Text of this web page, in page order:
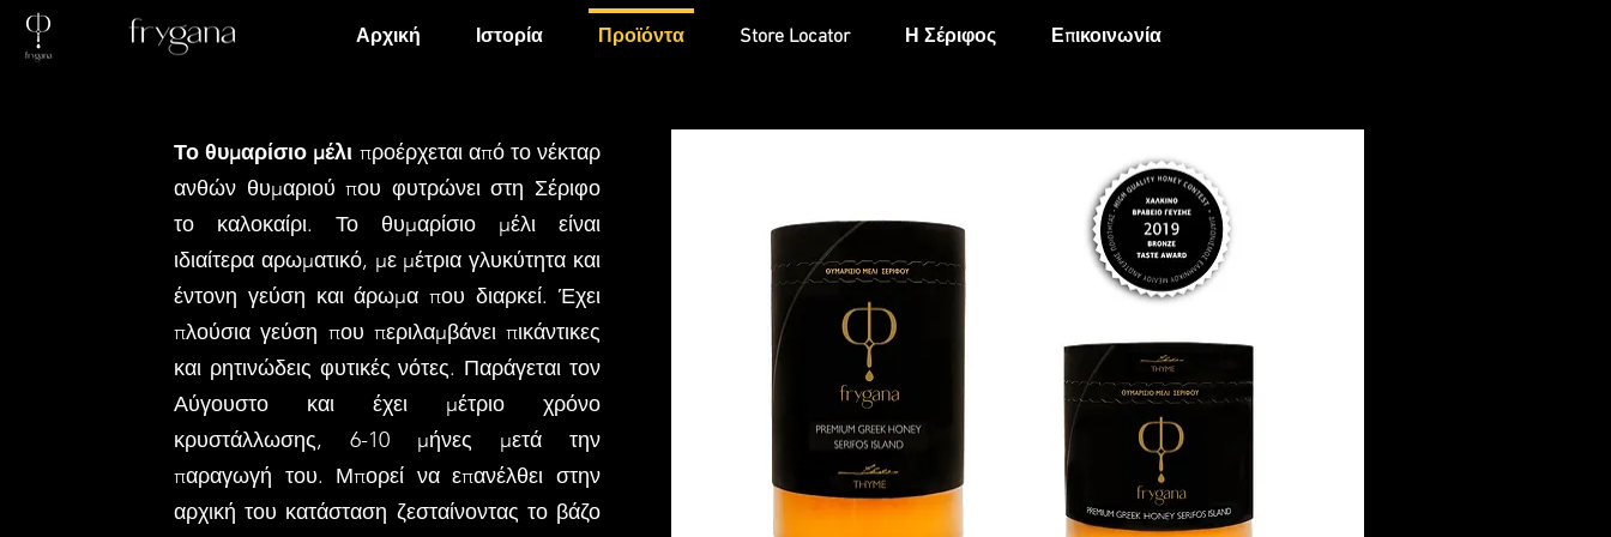
Αρχική Ιστορία Προϊόντα Store Locator Η Σέριφος Επικοινωνία
Το θυμαρίσιο μέλι προέρχεται από το νέκταρ
ανθών θυμαριού που φυτρώνει στη Σέριφο
το καλοκαίρι. Το θυμαρίσιο μέλι είναι
ιδιαίτερα αρωματικό, με μέτρια γλυκύτητα και
έντονη γεύση και άρωμα που διαρκεί. Έχει
πλούσια γεύση που περιλαμβάνει πικάντικες
και ρητινώδεις φυτικές νότες. Παράγεται τον
Αύγουστο και έχει μέτριο χρόνο
κρυστάλλωσης, 6-10 μήνες μετά την
παραγωγή του. Μπορεί να επανέλθει στην
αρχική του κατάσταση ζεσταίνοντας το βάζο